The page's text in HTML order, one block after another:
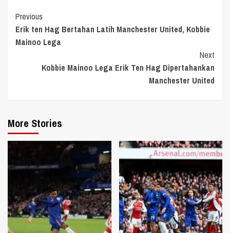
Continue
Reading
Previous
Erik ten Hag Bertahan Latih Manchester United, Kobbie
Mainoo Lega
Next
Kobbie Mainoo Lega Erik Ten Hag Dipertahankan
Manchester United
More Stories